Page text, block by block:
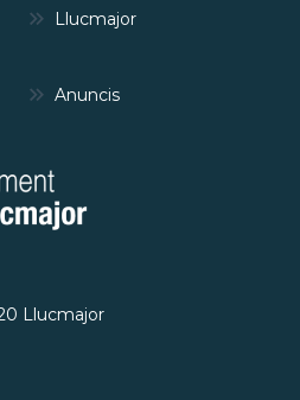
Llucmajor
Anuncis
Llucmajor